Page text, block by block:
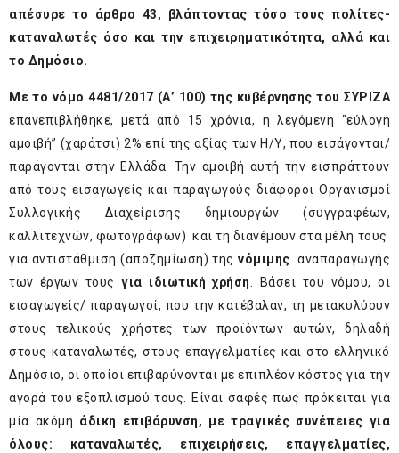
απέσυρε το άρθρο 43, βλάπτοντας τόσο τους πολίτες-
καταναλωτές όσο και την επιχειρηματικότητα, αλλά και
το Δημόσιο.
Με το νόμο 4481/2017 (Α’ 100) της κυβέρνησης του ΣΥΡΙΖΑ
επανεπιβλήθηκε, μετά από 15 χρόνια, η λεγόμενη “εύλογη
αμοιβή” (χαράτσι) 2% επί της αξίας των Η/Υ, που εισάγονται/
παράγονται στην Ελλάδα. Την αμοιβή αυτή την εισπράττουν
από τους εισαγωγείς και παραγωγούς διάφοροι Οργανισμοί
Συλλογικής Διαχείρισης δημιουργών (συγγραφέων,
καλλιτεχνών, φωτογράφων) και τη διανέμουν στα μέλη τους
για αντιστάθμιση (αποζημίωση) της νόμιμης αναπαραγωγής
των έργων τουςγια ιδιωτική χρήση. Βάσει του νόμου, οι
εισαγωγείς/ παραγωγοί, που την κατέβαλαν, τη μετακυλύουν
στους τελικούς χρήστες των προϊόντων αυτών, δηλαδή
στους καταναλωτές, στους επαγγελματίες και στο ελληνικό
Δημόσιο, οι οποίοι επιβαρύνονται με επιπλέον κόστος για την
αγορά του εξοπλισμού τους. Είναι σαφές πως πρόκειται για
μία ακόμη άδικη επιβάρυνση, με τραγικές συνέπειες για
όλους: καταναλωτές, επιχειρήσεις, επαγγελματίες,